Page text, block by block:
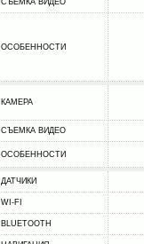
СЪЕМКА ВИДЕО
ОСОБЕННОСТИ
КАМЕРА
СЪЕМКА ВИДЕО
ОСОБЕННОСТИ
ДАТЧИКИ
WI-FI
BLUETOOTH